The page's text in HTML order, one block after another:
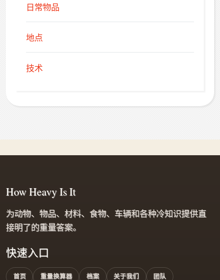
日常物品
地点
技术
快速入口
首页 重量换算器 档案 关于我们 团队
How Heavy Is It
为动物、物品、材料、食物、车辆和各种冷知识提供直
接明了的重量答案。